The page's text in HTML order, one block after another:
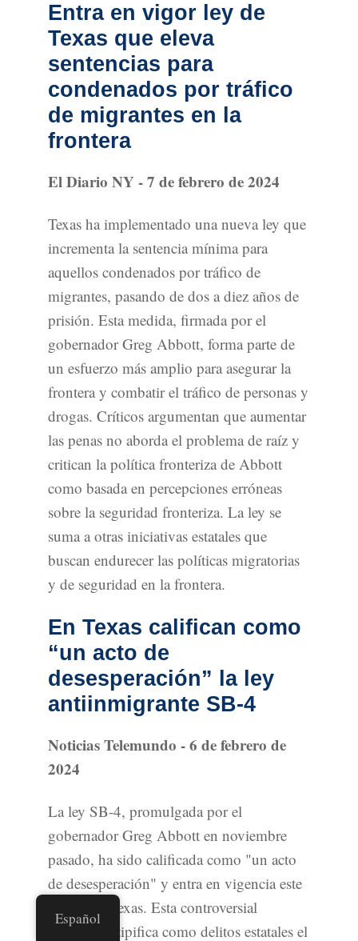
Entra en vigor ley de
Texas que eleva
sentencias para
condenados por tráfico
de migrantes en la
frontera
El Diario NY - 7 de febrero de 2024
Texas ha implementado una nueva ley que
incrementa la sentencia mínima para
aquellos condenados por tráfico de
migrantes, pasando de dos a diez años de
prisión. Esta medida, firmada por el
gobernador Greg Abbott, forma parte de
un esfuerzo más amplio para asegurar la
frontera y combatir el tráfico de personas y
drogas. Críticos argumentan que aumentar
las penas no aborda el problema de raíz y
critican la política fronteriza de Abbott
como basada en percepciones erróneas
sobre la seguridad fronteriza. La ley se
suma a otras iniciativas estatales que
buscan endurecer las políticas migratorias
y de seguridad en la frontera.
En Texas califican como
“un acto de
desesperación” la ley
antiinmigrante SB-4
Noticias Telemundo - 6 de febrero de
2024
La ley SB-4, promulgada por el
gobernador Greg Abbott en noviembre
pasado, ha sido calificada como "un acto
de desesperación" y entra en vigencia este
martes en Texas. Esta controversial
legislación tipifica como delitos estatales el
Español